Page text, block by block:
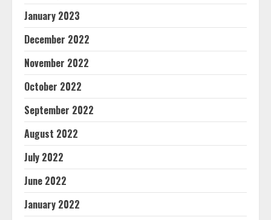
January 2023
December 2022
November 2022
October 2022
September 2022
August 2022
July 2022
June 2022
January 2022